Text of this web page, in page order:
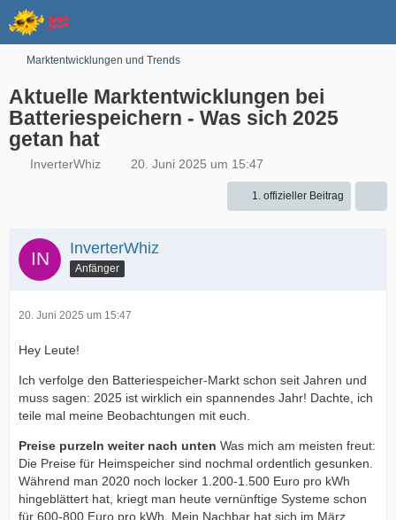
Marktentwicklungen und Trends
Aktuelle Marktentwicklungen bei
Batteriespeichern - Was sich 2025
getan hat
InverterWhiz 20. Juni 2025 um 15:47
1. offizieller Beitrag
InverterWhiz
Anfänger
20. Juni 2025 um 15:47
Hey Leute!
Ich verfolge den Batteriespeicher-Markt schon seit Jahren und
muss sagen: 2025 ist wirklich ein spannendes Jahr! Dachte, ich
teile mal meine Beobachtungen mit euch.
Preise purzeln weiter nach unten Was mich am meisten freut:
Die Preise für Heimspeicher sind nochmal ordentlich gesunken.
Während man 2020 noch locker 1.200-1.500 Euro pro kWh
hingeblättert hat, kriegt man heute vernünftige Systeme schon
für 600-800 Euro pro kWh. Mein Nachbar hat sich im März